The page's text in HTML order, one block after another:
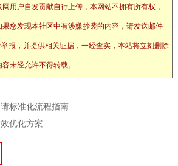
用户自发贡献自行上传，本网站不拥有所有权，
您发现本社区中有涉嫌抄袭的内容，请发送邮件
举报，并提供相关证据，一经查实，本站将立刻删除
未经允许不得转载。
标准化流程指南
优化方案